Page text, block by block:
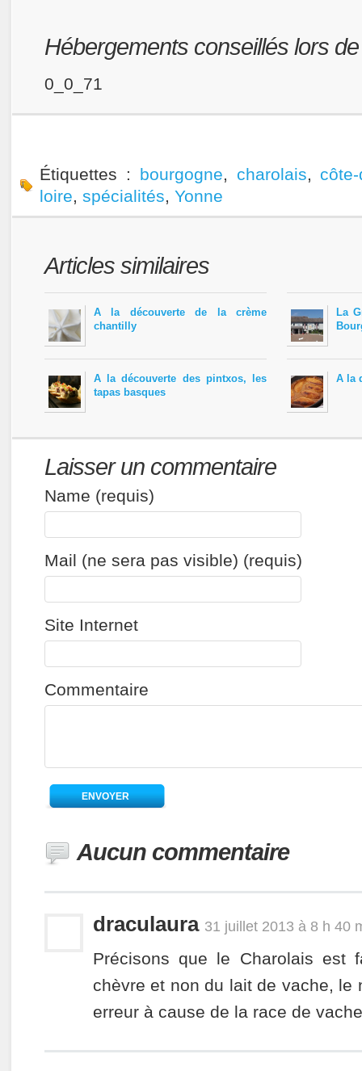
Hébergements conseillés lors
0_0_71
Étiquettes : bourgogne, charolais,
loire, spécialités, Yonne
Articles similaires
A la découverte de la crème
chantilly
La
A la découverte des pintxos, les
tapas basques
A la
Laisser un commentaire
Name (requis)
Mail (ne sera pas visible) (requis)
Site Internet
Commentaire
Aucun commentaire
draculaura 31 juillet 2013 à 8 h 40
Précisons que le Charolais est
chèvre et non du lait de vache, le
erreur à cause de la race de